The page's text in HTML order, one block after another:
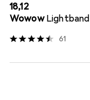
EUR
18,12
Wowow Lightband
61